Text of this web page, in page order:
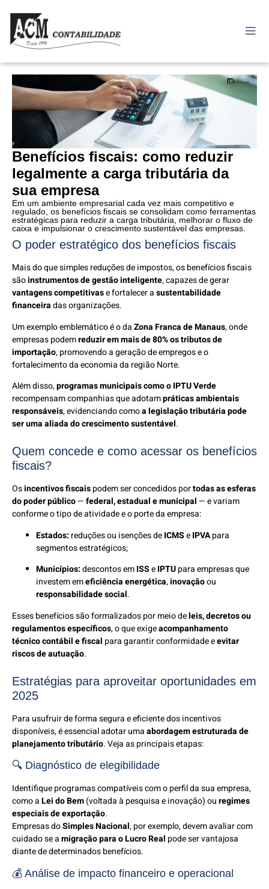
Benefícios fiscais: como reduzir
legalmente a carga tributária da
sua empresa
Em um ambiente empresarial cada vez mais competitivo e
regulado, os benefícios fiscais se consolidam como ferramentas
estratégicas para reduzir a carga tributária, melhorar o fluxo de
caixa e impulsionar o crescimento sustentável das empresas.
O poder estratégico dos benefícios fiscais
Mais do que simples reduções de impostos, os benefícios fiscais
sãoinstrumentos de gestão inteligente, capazes de gerar
vantagens competitivase fortalecer asustentabilidade
financeiradas organizações.
Um exemplo emblemático é o daZona Franca de Manaus, onde
empresas podemreduzir em mais de 80% os tributos de
importação, promovendo a geração de empregos e o
fortalecimento da economia da região Norte.
Além disso,programas municipais como o IPTU Verde
recompensam companhias que adotampráticas ambientais
responsáveis, evidenciando comoa legislação tributária pode
ser uma aliada do crescimento sustentável.
Quem concede e como acessar os benefícios
fiscais?
Osincentivos fiscaispodem ser concedidos portodas as esferas
do poder público—federal, estadual e municipal— e variam
conforme o tipo de atividade e o porte da empresa:
Estados: reduções ou isenções deICMSeIPVApara
segmentos estratégicos;
Municípios:descontos emISSeIPTUpara empresas que
investem emeficiência energética,inovaçãoou
responsabilidade social.
Esses benefícios são formalizados por meio deleis, decretos ou
regulamentos específicos, o que exigeacompanhamento
técnico contábil e fiscal para garantir conformidade eevitar
riscos de autuação.
Estratégias para aproveitar oportunidades em
2025
Para usufruir de forma segura e eficiente dos incentivos
disponíveis, é essencial adotar umaabordagem estruturada de
planejamento tributário. Veja as principais etapas:
🔍 Diagnóstico de elegibilidade
Identifique programas compatíveis com o perfil da sua empresa,
como aLei do Bem(voltada à pesquisa e inovação) ouregimes
especiais de exportação.
Empresas doSimples Nacional, por exemplo, devem avaliar com
cuidado se amigração para o Lucro Real pode ser vantajosa
diante de determinados benefícios.
💰 Análise de impacto financeiro e operacional